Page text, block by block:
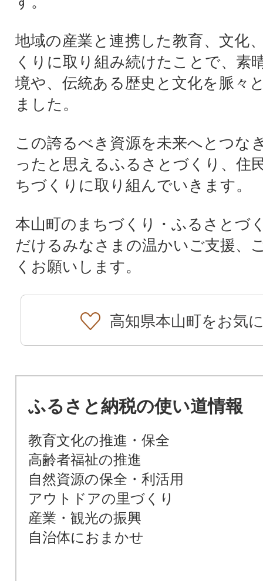
地域の産業と連携した教育、文化
くりに取り組み続けたことで、素
境や、伝統ある歴史と文化を脈々
ました。
この誇るべき資源を未来へとつな
ったと思えるふるさとづくり、住
ちづくりに取り組んでいきます。
本山町のまちづくり・ふるさとづ
だけるみなさまの温かいご支援、
くお願いします。
高知県本山町をお気
ふるさと納税の使い道情報
教育文化の推進・保全
高齢者福祉の推進
自然資源の保全・利活用
アウトドアの里づくり
産業・観光の振興
自治体におまかせ